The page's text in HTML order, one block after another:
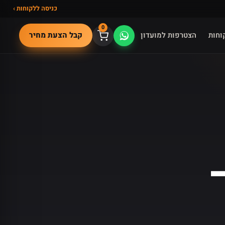
כניסה ללקוחות ›
הצטרפות למועדון
0
קבל הצעת מחיר